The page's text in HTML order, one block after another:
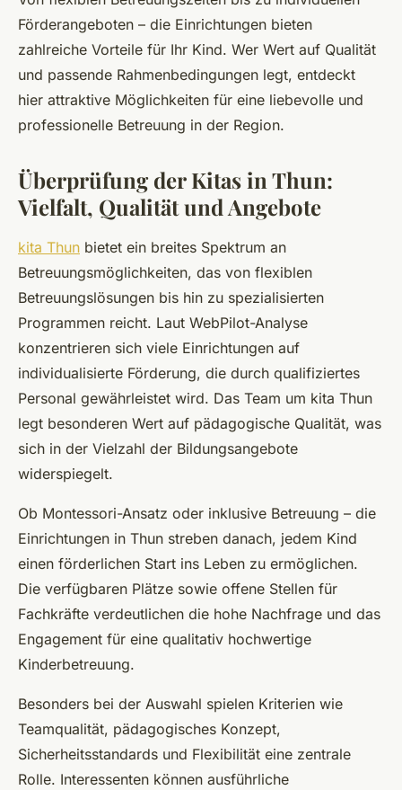
Förderangeboten – die Einrichtungen bieten
zahlreiche Vorteile für Ihr Kind. Wer Wert auf Qualität
und passende Rahmenbedingungen legt, entdeckt
hier attraktive Möglichkeiten für eine liebevolle und
professionelle Betreuung in der Region.
Überprüfung der Kitas in Thun:
Vielfalt, Qualität und Angebote
kita Thun bietet ein breites Spektrum an
Betreuungsmöglichkeiten, das von flexiblen
Betreuungslösungen bis hin zu spezialisierten
Programmen reicht. Laut WebPilot-Analyse
konzentrieren sich viele Einrichtungen auf
individualisierte Förderung, die durch qualifiziertes
Personal gewährleistet wird. Das Team um kita Thun
legt besonderen Wert auf pädagogische Qualität, was
sich in der Vielzahl der Bildungsangebote
widerspiegelt.
Ob Montessori-Ansatz oder inklusive Betreuung – die
Einrichtungen in Thun streben danach, jedem Kind
einen förderlichen Start ins Leben zu ermöglichen.
Die verfügbaren Plätze sowie offene Stellen für
Fachkräfte verdeutlichen die hohe Nachfrage und das
Engagement für eine qualitativ hochwertige
Kinderbetreuung.
Besonders bei der Auswahl spielen Kriterien wie
Teamqualität, pädagogisches Konzept,
Sicherheitsstandards und Flexibilität eine zentrale
Rolle. Interessenten können ausführliche